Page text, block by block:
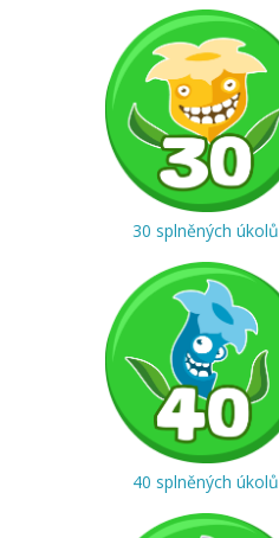
30 splněných úkolů
40 splněných úkolů